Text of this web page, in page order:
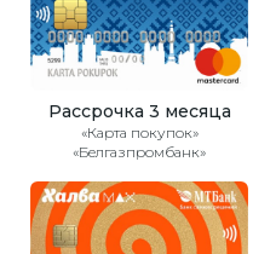
Рассрочка 3 месяца
«Карта покупок»
«Белгазпромбанк»